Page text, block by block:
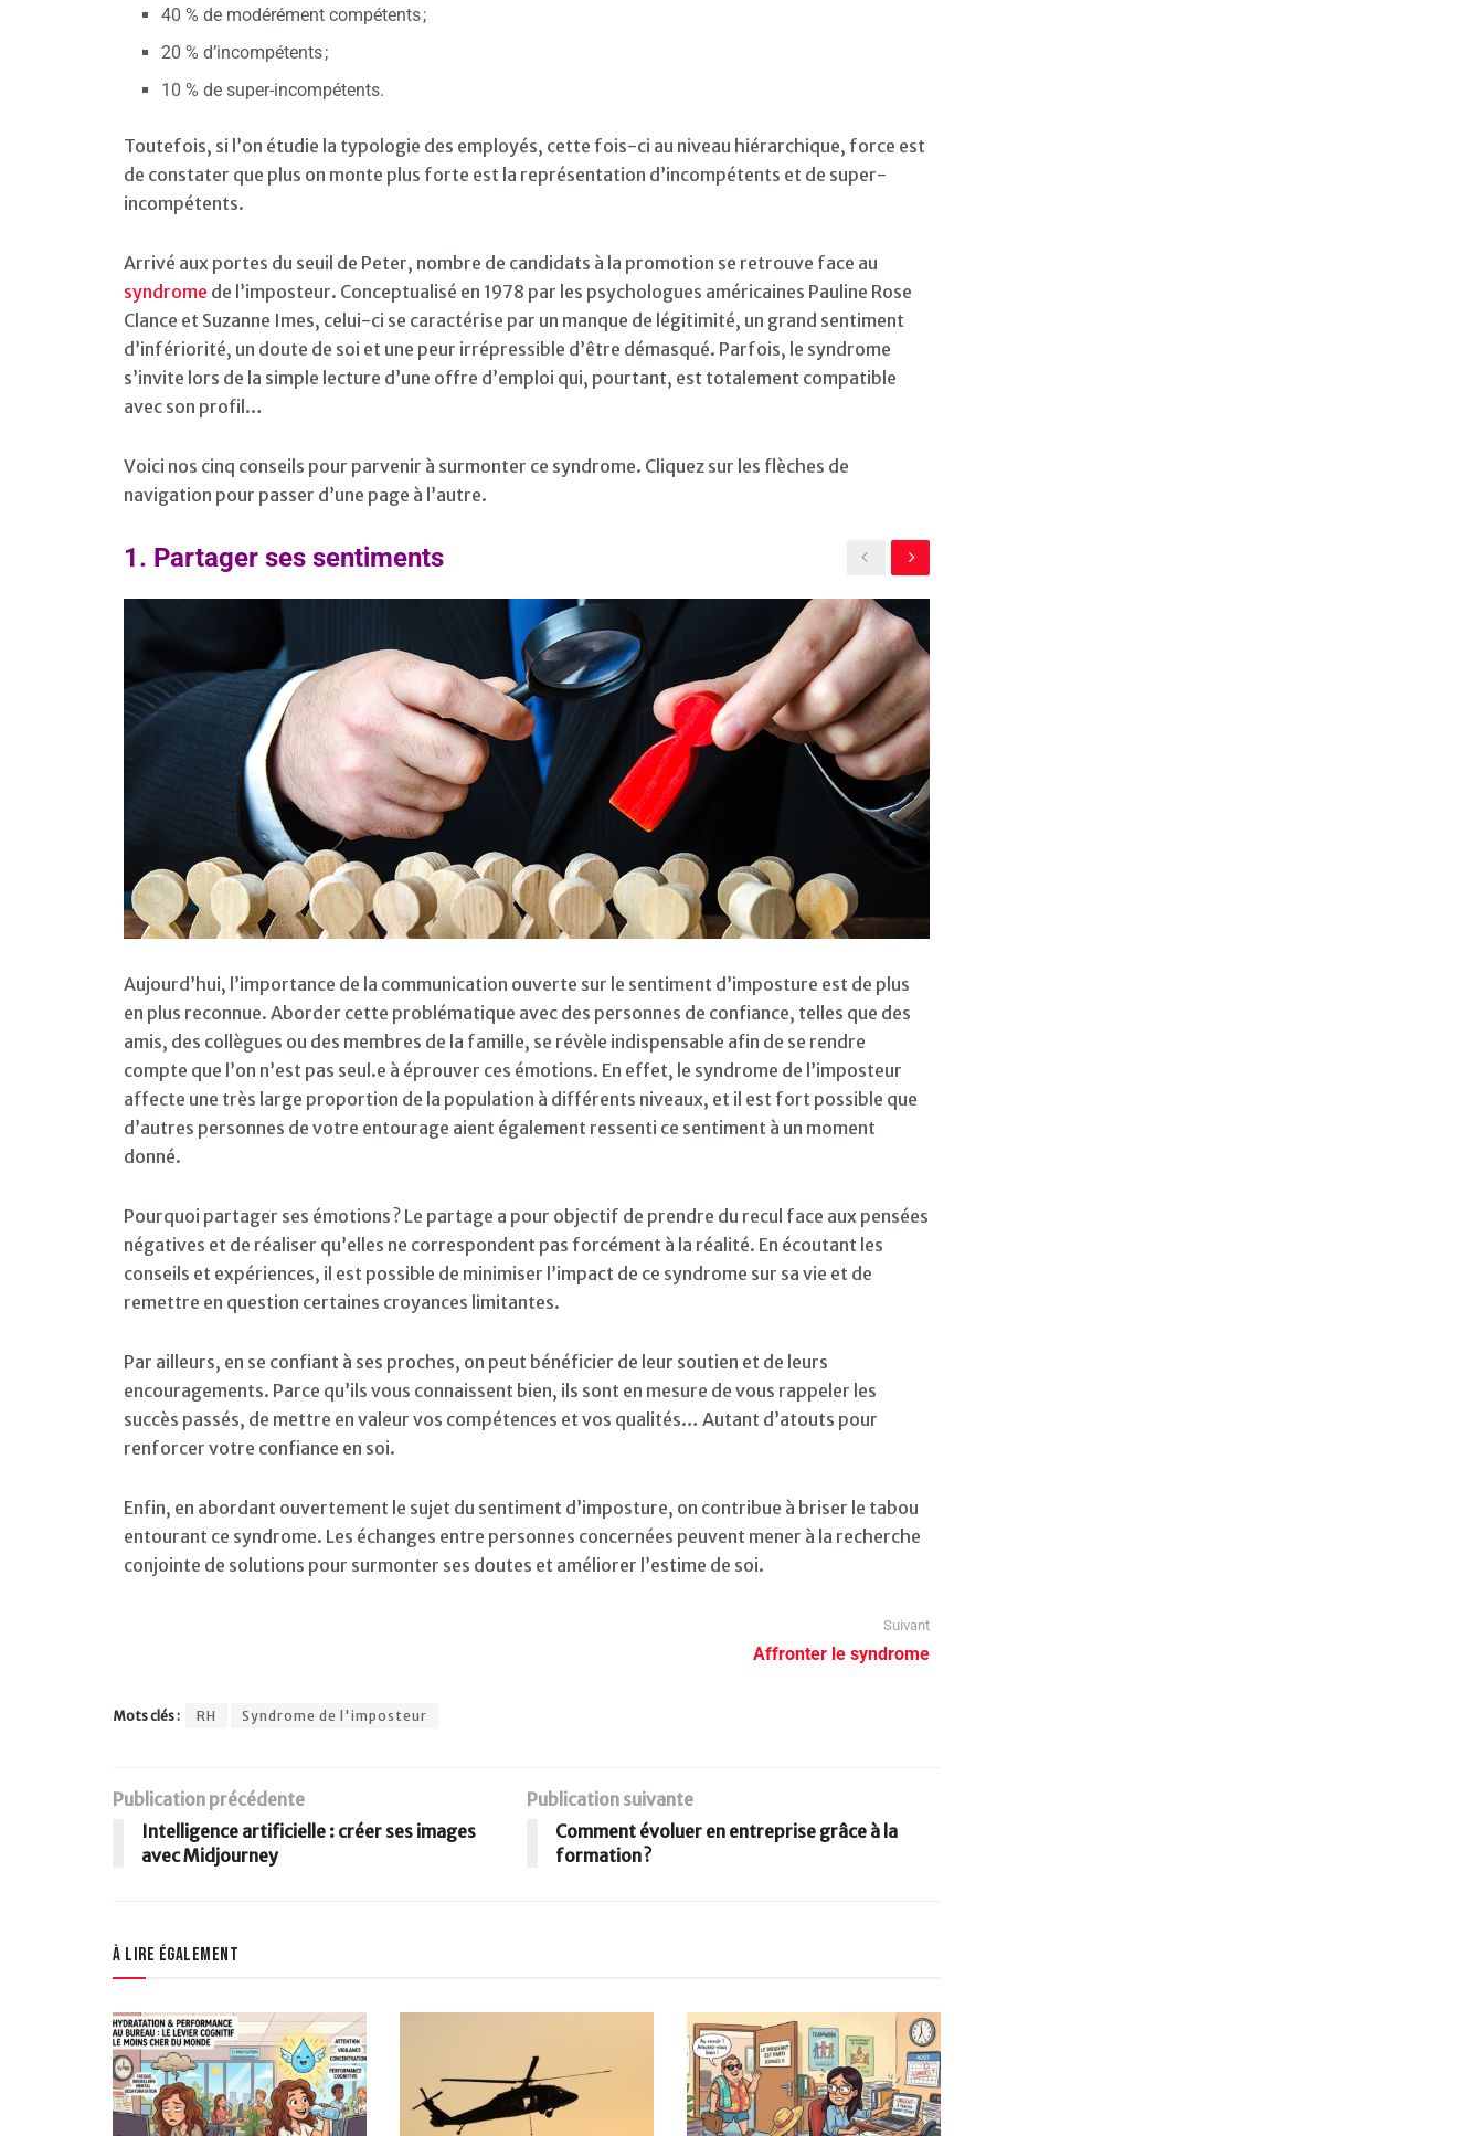
40 % de modérément compétents ;
20 % d’incompétents ;
10 % de super-incompétents.
Toutefois, si l’on étudie la typologie des employés, cette fois-ci au niveau hiérarchique, force est
de constater que plus on monte plus forte est la représentation d’incompétents et de super-
incompétents.
Arrivé aux portes du seuil de Peter, nombre de candidats à la promotion se retrouve face au
syndrome de l’imposteur. Conceptualisé en 1978 par les psychologues américaines Pauline Rose
Clance et Suzanne Imes, celui-ci se caractérise par un manque de légitimité, un grand sentiment
d’infériorité, un doute de soi et une peur irrépressible d’être démasqué. Parfois, le syndrome
s’invite lors de la simple lecture d’une offre d’emploi qui, pourtant, est totalement compatible
avec son profil…
Voici nos cinq conseils pour parvenir à surmonter ce syndrome. Cliquez sur les flèches de
navigation pour passer d’une page à l’autre.
1. Partager ses sentiments
Aujourd’hui, l’importance de la communication ouverte sur le sentiment d’imposture est de plus
en plus reconnue. Aborder cette problématique avec des personnes de confiance, telles que des
amis, des collègues ou des membres de la famille, se révèle indispensable afin de se rendre
compte que l’on n’est pas seul.e à éprouver ces émotions. En effet, le syndrome de l’imposteur
affecte une très large proportion de la population à différents niveaux, et il est fort possible que
d’autres personnes de votre entourage aient également ressenti ce sentiment à un moment
donné.
Pourquoi partager ses émotions ? Le partage a pour objectif de prendre du recul face aux pensées
négatives et de réaliser qu’elles ne correspondent pas forcément à la réalité. En écoutant les
conseils et expériences, il est possible de minimiser l’impact de ce syndrome sur sa vie et de
remettre en question certaines croyances limitantes.
Par ailleurs, en se confiant à ses proches, on peut bénéficier de leur soutien et de leurs
encouragements. Parce qu’ils vous connaissent bien, ils sont en mesure de vous rappeler les
succès passés, de mettre en valeur vos compétences et vos qualités… Autant d’atouts pour
renforcer votre confiance en soi.
Enfin, en abordant ouvertement le sujet du sentiment d’imposture, on contribue à briser le tabou
entourant ce syndrome. Les échanges entre personnes concernées peuvent mener à la recherche
conjointe de solutions pour surmonter ses doutes et améliorer l’estime de soi.
Suivant
Affronter le syndrome
Mots clés : RH Syndrome de l'imposteur
Publication précédente
Intelligence artificielle : créer ses images
avec Midjourney
Publication suivante
Comment évoluer en entreprise grâce à la
formation ?
À lire également